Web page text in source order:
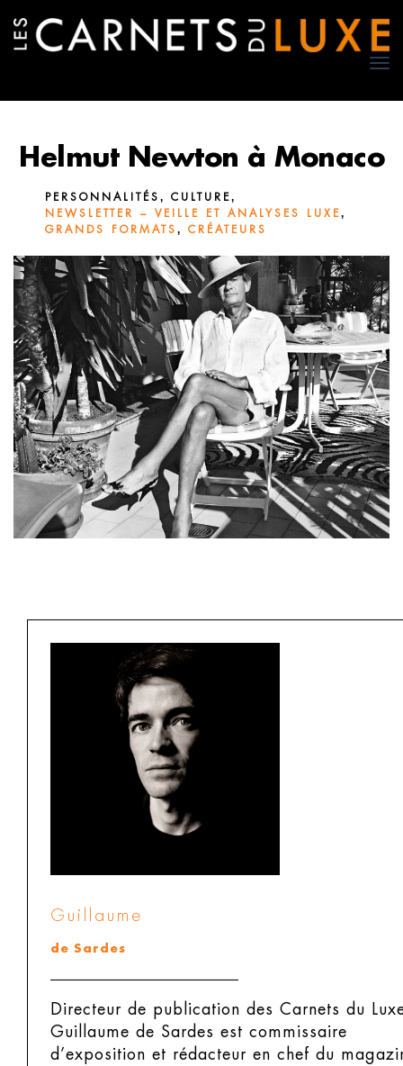
Helmut Newton à Monaco
PERSONNALITÉS , CULTURE,
NEWSLETTER – VEILLE ET ANALYSES LUXE,
GRANDS FORMATS , CRÉATEURS
Guillaume
de Sardes
Directeur de publication des Carnets du
Guillaume de Sardes est commissaire
d’exposition et rédacteur en chef du